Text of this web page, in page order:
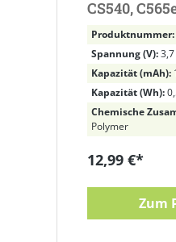
CS540,
02 (ab ca.
Datumscode
Polymer,
3-poligem
Produktnummer:
Spannung (V):3,7
Kapazität (mAh):
Kapazität (Wh):
Chemische
Polymer
12,99 €*
Zum